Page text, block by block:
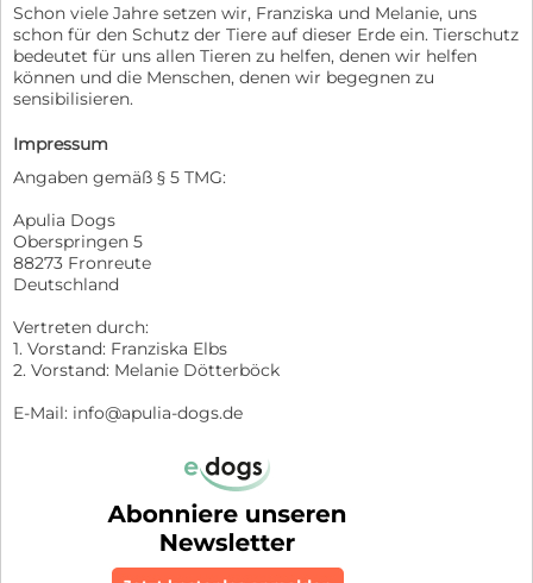
Schon viele Jahre setzen wir, Franziska und Melanie, uns
schon für den Schutz der Tiere auf dieser Erde ein. Tierschutz
bedeutet für uns allen Tieren zu helfen, denen wir helfen
können und die Menschen, denen wir begegnen zu
sensibilisieren.
Impressum
Angaben gemäß § 5 TMG:
​Apulia Dogs
Oberspringen 5
88273 Fronreute
Deutschland
​​Vertreten durch:
1. Vorstand: Franziska Elbs
2. Vorstand: Melanie Dötterböck
​E-Mail: info@apulia-dogs.de